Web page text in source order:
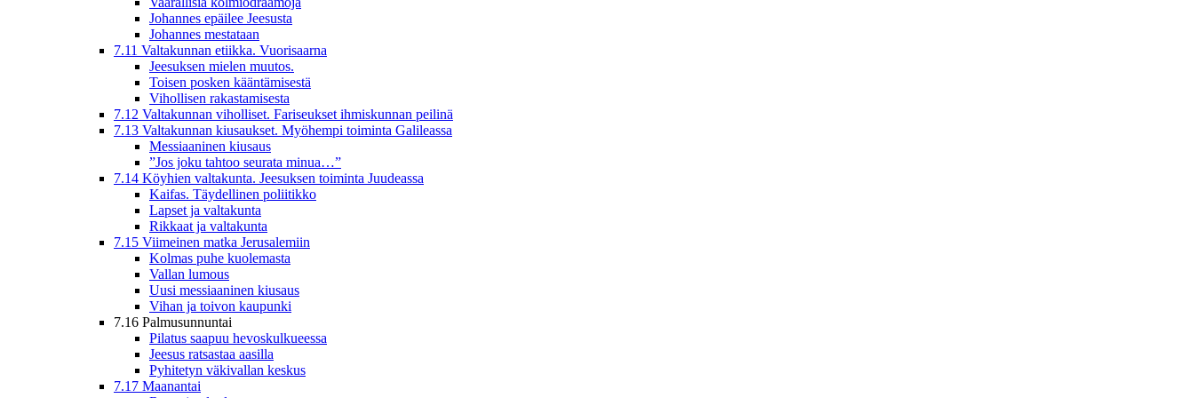
Johannes epäilee Jeesusta
Johannes mestataan
7.11 Valtakunnan etiikka. Vuorisaarna
Jeesuksen mielen muutos.
Toisen posken kääntämisestä
Vihollisen rakastamisesta
7.12 Valtakunnan viholliset. Fariseukset ihmiskunnan peilinä
7.13 Valtakunnan kiusaukset. Myöhempi toiminta Galileassa
Messiaaninen kiusaus
”Jos joku tahtoo seurata minua…”
7.14 Köyhien valtakunta. Jeesuksen toiminta Juudeassa
Kaifas. Täydellinen poliitikko
Lapset ja valtakunta
Rikkaat ja valtakunta
7.15 Viimeinen matka Jerusalemiin
Kolmas puhe kuolemasta
Vallan lumous
Uusi messiaaninen kiusaus
Vihan ja toivon kaupunki
7.16 Palmusunnuntai
Pilatus saapuu hevoskulkueessa
Jeesus ratsastaa aasilla
Pyhitetyn väkivallan keskus
7.17 Maanantai